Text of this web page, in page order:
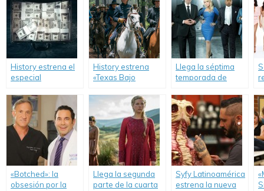
History estrena el
especial
History estrena
«Texas Bajo
Llega la séptima
temporada de
«Botched»: la
obsesión por la
Llega la segunda
parte de la cuarta
Syfy Latinoamérica
estrena la nueva